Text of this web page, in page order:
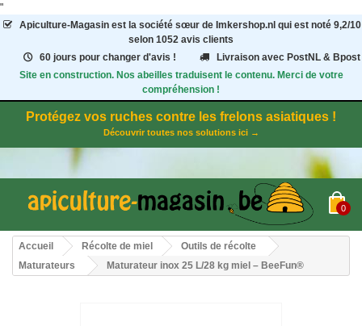
"
Apiculture-Magasinest la société sœur de Imkershop.nl qui est noté 9,2/10
selon 1052 avis clients
60 jours pour changer d'avis !
Livraison avec PostNL & Bpost
Site en construction. Nos abeilles traduisent le contenu. Merci de votre
compréhension !
Protégez vos ruches contre les frelons asiatiques !
Découvrir toutes nos solutions ici →
0
Accueil Récolte de miel
Outils de récolte
Maturateurs
Maturateur inox 25 L/28 kg miel – BeeFun®